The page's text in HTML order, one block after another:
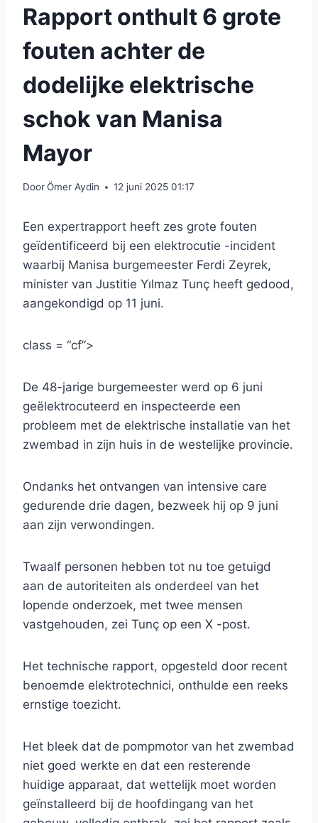
Rapport onthult 6 grote
fouten achter de
dodelijke elektrische
schok van Manisa
Mayor
DoorÖmer Aydin 12 juni 2025 01:17
Een expertrapport heeft zes grote fouten
geïdentificeerd bij een elektrocutie -incident
waarbij Manisa burgemeester Ferdi Zeyrek,
minister van Justitie Yılmaz Tunç heeft gedood,
aangekondigd op 11 juni.
class = “cf”>
De 48-jarige burgemeester werd op 6 juni
geëlektrocuteerd en inspecteerde een
probleem met de elektrische installatie van het
zwembad in zijn huis in de westelijke provincie.
Ondanks het ontvangen van intensive care
gedurende drie dagen, bezweek hij op 9 juni
aan zijn verwondingen.
Twaalf personen hebben tot nu toe getuigd
aan de autoriteiten als onderdeel van het
lopende onderzoek, met twee mensen
vastgehouden, zei Tunç op een X -post.
Het technische rapport, opgesteld door recent
benoemde elektrotechnici, onthulde een reeks
ernstige toezicht.
Het bleek dat de pompmotor van het zwembad
niet goed werkte en dat een resterende
huidige apparaat, dat wettelijk moet worden
geïnstalleerd bij de hoofdingang van het